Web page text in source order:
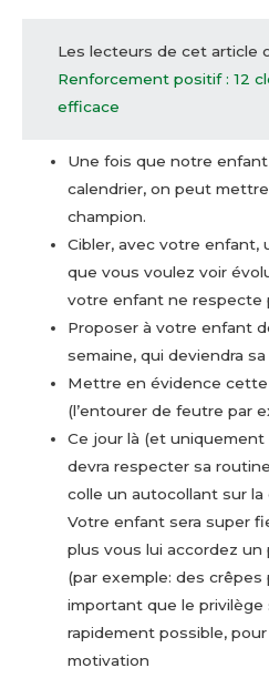
Les lecteurs de cet article
Renforcement positif : 12
efficace
Une fois que notre enfant
calendrier, on peut
champion.
Cibler, avec votre
que vous voulez voir
votre enfant ne respecte
Proposer à votre enfant
semaine, qui deviendra
Mettre en évidence
(l’entourer de feutre par
Ce jour là (et
devra respecter sa
colle un autocollant sur
Votre enfant sera super
plus vous lui accordez un
(par exemple: des crêpes
important que le privilège
rapidement possible,
motivation